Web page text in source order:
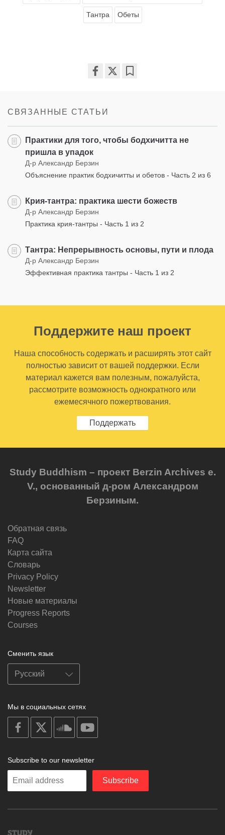
Тантра Обеты
СВЯЗАННЫЕ СТАТЬИ
Практики для того, чтобы бодхичитта не
пришла в упадок
Д-р Александр Берзин
Объяснение практик бодхичитты и обетов - Часть 2 из 6
Крия-тантра: практика шести божеств
Д-р Александр Берзин
Практика крия-тантры - Часть 1 из 2
Тантра: Непрерывность основы, пути и плода
Д-р Александр Берзин
Эффективная практика тантры - Часть 1 из 2
Поддержите наш проект
Наша способность содержать и расширять этот сайт
полностью зависит от вашей поддержки. Если
материал кажется вам полезным, пожалуйста,
рассмотрите возможность однократного или
ежемесячного пожертвования.
Поддержать
Study Buddhism – проект Berzin Archives e.
V., основанный д-ром Александром
Берзиным.
Обратная связь
FAQ
Карта сайта
Словарь
Privacy Policy
Newsletter
Новые материалы
Progress Reports
Courses
Сменить язык
Мы в социальных сетях
on
facebook
soundcloud
Subscribe to our newsletter
Enter
Subscribe
Study